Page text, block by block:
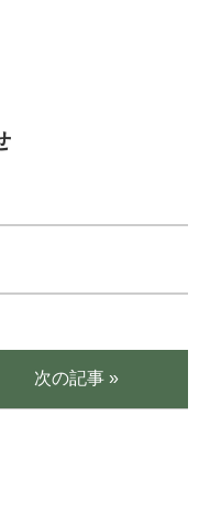
次の記事 »